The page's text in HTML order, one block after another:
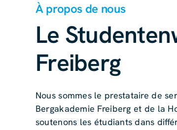
À propos de nous
Le
Freiberg
Nous sommes le prestataire de
Bergakademie Freiberg et de la
soutenons les étudiants dans